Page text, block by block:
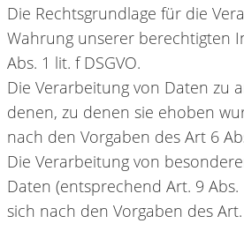
Die Rechtsgrundlage für die
Wahrung unserer berechtigten
Abs. 1 lit. f DSGVO.
Die Verarbeitung von Daten zu
denen, zu denen sie ehoben
nach den Vorgaben des Art 6
Die Verarbeitung von
Daten (entsprechend Art. 9 Abs.
sich nach den Vorgaben des Art.